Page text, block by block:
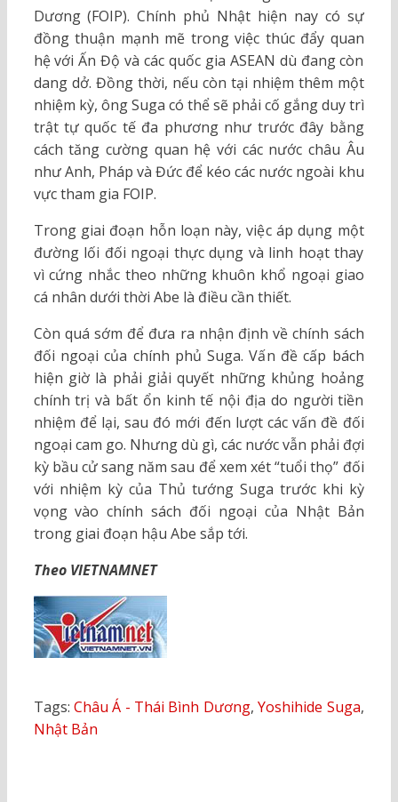
Dương (FOIP). Chính phủ Nhật hiện nay có sự
đồng thuận mạnh mẽ trong việc thúc đẩy quan
hệ với Ấn Độ và các quốc gia ASEAN dù đang còn
dang dở. Đồng thời, nếu còn tại nhiệm thêm một
nhiệm kỳ, ông Suga có thể sẽ phải cố gắng duy trì
trật tự quốc tế đa phương như trước đây bằng
cách tăng cường quan hệ với các nước châu Âu
như Anh, Pháp và Đức để kéo các nước ngoài khu
vực tham gia FOIP.
Trong giai đoạn hỗn loạn này, việc áp dụng một
đường lối đối ngoại thực dụng và linh hoạt thay
vì cứng nhắc theo những khuôn khổ ngoại giao
cá nhân dưới thời Abe là điều cần thiết.
Còn quá sớm để đưa ra nhận định về chính sách
đối ngoại của chính phủ Suga. Vấn đề cấp bách
hiện giờ là phải giải quyết những khủng hoảng
chính trị và bất ổn kinh tế nội địa do người tiền
nhiệm để lại, sau đó mới đến lượt các vấn đề đối
ngoại cam go. Nhưng dù gì, các nước vẫn phải đợi
kỳ bầu cử sang năm sau để xem xét “tuổi thọ” đối
với nhiệm kỳ của Thủ tướng Suga trước khi kỳ
vọng vào chính sách đối ngoại của Nhật Bản
trong giai đoạn hậu Abe sắp tới.
Theo VIETNAMNET
Tags: Châu Á - Thái Bình Dương,Yoshihide Suga,
Nhật Bản